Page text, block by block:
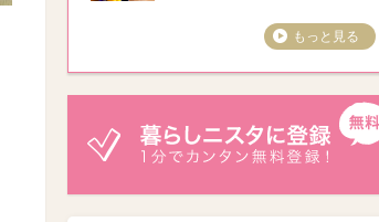
もっと見る